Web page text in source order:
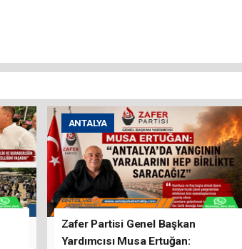
ANTALYA
Zafer Partisi Genel Başkan
Yardımcısı Musa Ertuğan: